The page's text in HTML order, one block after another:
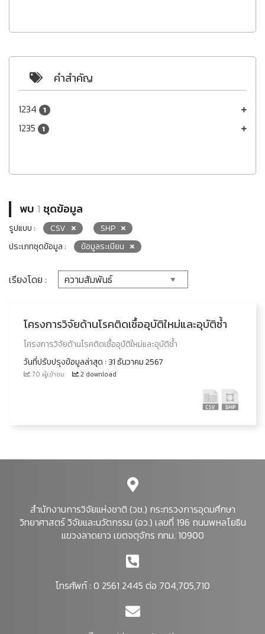
คำสำคัญ
1234 1
1235 1
พบ 1ชุดข้อมูล
รูปแบบ : CSV
SHP
ประเภทชุดข้อมูล :
ข้อมูลระเบียน
เรียงโดย :
โครงการวิจัยด้านโรคติดเชื้ออุบัติใหม่และอุบัติซ้ำ
โครงการวิจัยด้านโรคติดเชื้ออุบัติใหม่และอุบัติซ้ำ
วันที่ปรับปรุงข้อมูลล่าสุด : 31 ธันวาคม 2567
70 ผู้เข้าชม 2 download
สำนักงานการวิจัยแห่งชาติ (วช.) กระทรวงการอุดมศึกษา
วิทยาศาสตร์ วิจัยและนวัตกรรม (อว.) เลขที่ 196 ถนนพหลโยธิน
แขวงลาดยาว เขตจตุจักร กทม. 10900
โทรศัพท์ : 0 2561 2445 ต่อ 704,705,710